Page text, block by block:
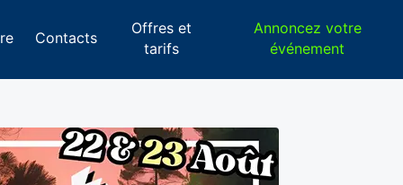
Contacts
Offres et
tarifs
Annoncez votre
événement